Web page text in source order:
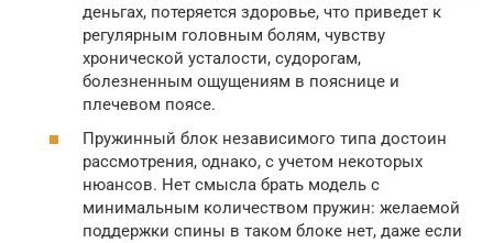
деньгах, потеряется здоровье, что приведет к
регулярным головным болям, чувству
хронической усталости, судорогам,
болезненным ощущениям в пояснице и
плечевом поясе.
Пружинный блок независимого типа достоин
рассмотрения, однако, с учетом некоторых
нюансов. Нет смысла брать модель с
минимальным количеством пружин: желаемой
поддержки спины в таком блоке нет, даже если